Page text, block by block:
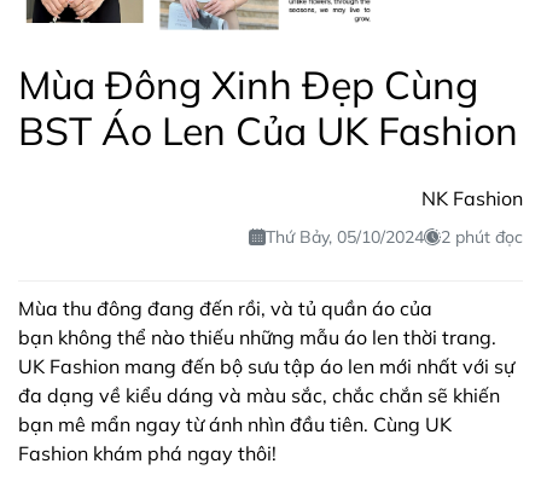
Mùa Đông Xinh Đẹp Cùng
BST Áo Len Của UK Fashion
NK Fashion
Thứ Bảy, 05/10/2024 2 phút đọc
Mùa thu đông đang đến rồi, và tủ quần áo của
bạn không thể nào thiếu những mẫu áo len thời trang.
UK Fashion mang đến bộ sưu tập áo len mới nhất với sự
đa dạng về kiểu dáng và màu sắc, chắc chắn sẽ khiến
bạn mê mẩn ngay từ ánh nhìn đầu tiên. Cùng UK
Fashion khám phá ngay thôi!